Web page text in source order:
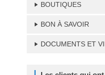
BOUTIQUES
BON À SAVOIR
DOCUMENTS ET